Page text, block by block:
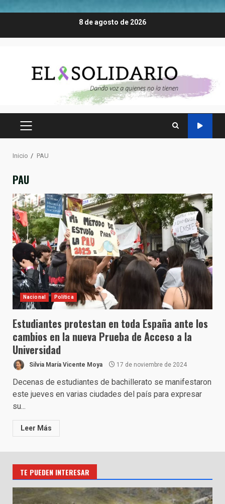
8 de agosto de 2026
MENÚ
Inicio PAU
PAU
Nacional Política
Estudiantes protestan en toda España ante los
cambios en la nueva Prueba de Acceso a la
Universidad
Silvia María Vicente Moya 17 de noviembre de 2024
Decenas de estudiantes de bachillerato se manifestaron
este jueves en varias ciudades del país para expresar
su...
Leer Más
TE PUEDEN INTERESAR